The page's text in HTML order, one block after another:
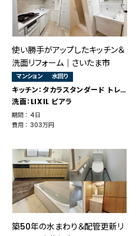
使い勝手がアップしたキッチン＆
洗面リフォーム｜さいたま市
マンション 水回り
キッチン：タカラスタンダード トレーシア
洗面：LIXIL ピアラ
期間 ： 4日
費用 ： 303万円
築50年の水まわり＆配管更新リ